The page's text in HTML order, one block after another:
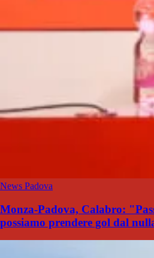
News Padova
Monza-Padova, Calabro:
possiamo prendere gol dal